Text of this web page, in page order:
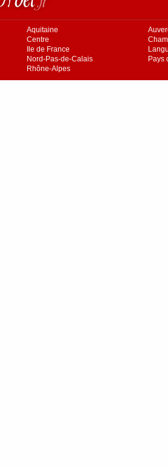
Aquitaine
Centre
Ile de France
Nord-Pas-de-Calais
Pays
Rhône-Alpes